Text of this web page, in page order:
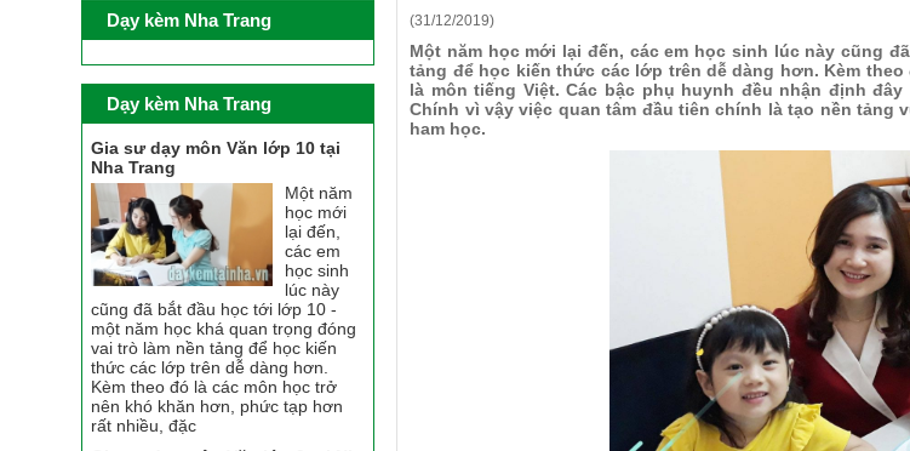
(31/12/2019)
Một năm học mới lại đến, các em học sinh lúc này cũng
tảng để học kiến thức các lớp trên dễ dàng hơn. Kèm
là môn tiếng Việt. Các bậc phụ huynh đều nhận định
Chính vì vậy việc quan tâm đầu tiên chính là tạo nền
ham học.
Dạy kèm Nha Trang
Dạy kèm Nha Trang
Gia sư dạy môn Văn lớp 10 tại
Nha Trang
Một năm
học mới
lại đến,
các em
học sinh
lúc này
cũng đã bắt đầu học tới lớp 10 -
một năm học khá quan trọng đóng
vai trò làm nền tảng để học kiến
thức các lớp trên dễ dàng hơn.
Kèm theo đó là các môn học trở
nên khó khăn hơn, phức tạp hơn
rất nhiều, đặc